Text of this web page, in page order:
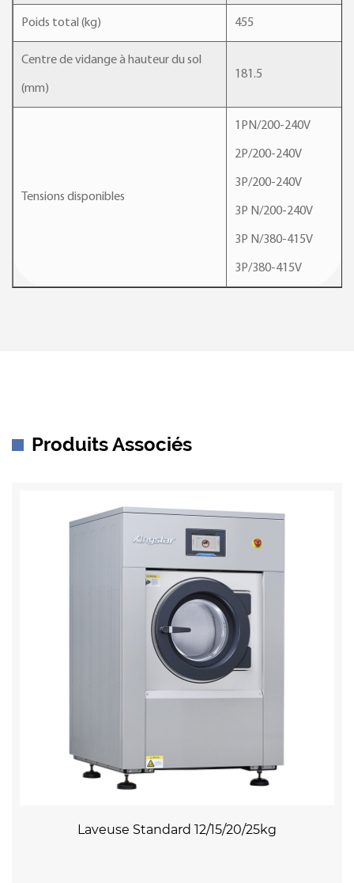
Poids total (kg) 455
Centre de vidange à hauteur du sol
(mm)
181.5
Tensions disponibles
1PN/200-240V
2P/200-240V
3P/200-240V
3P N/200-240V
3P N/380-415V
3P/380-415V
Produits Associés
Laveuse Standard 12/15/20/25kg